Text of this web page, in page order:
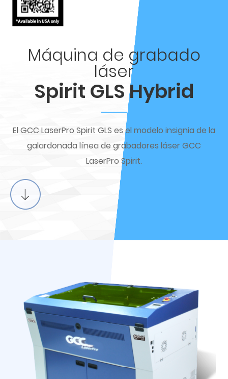
Máquina de grabado
láser
Spirit GLS Hybrid
El GCC LaserPro Spirit GLS es el modelo insignia de la
galardonada línea de grabadores láser GCC
LaserPro Spirit.